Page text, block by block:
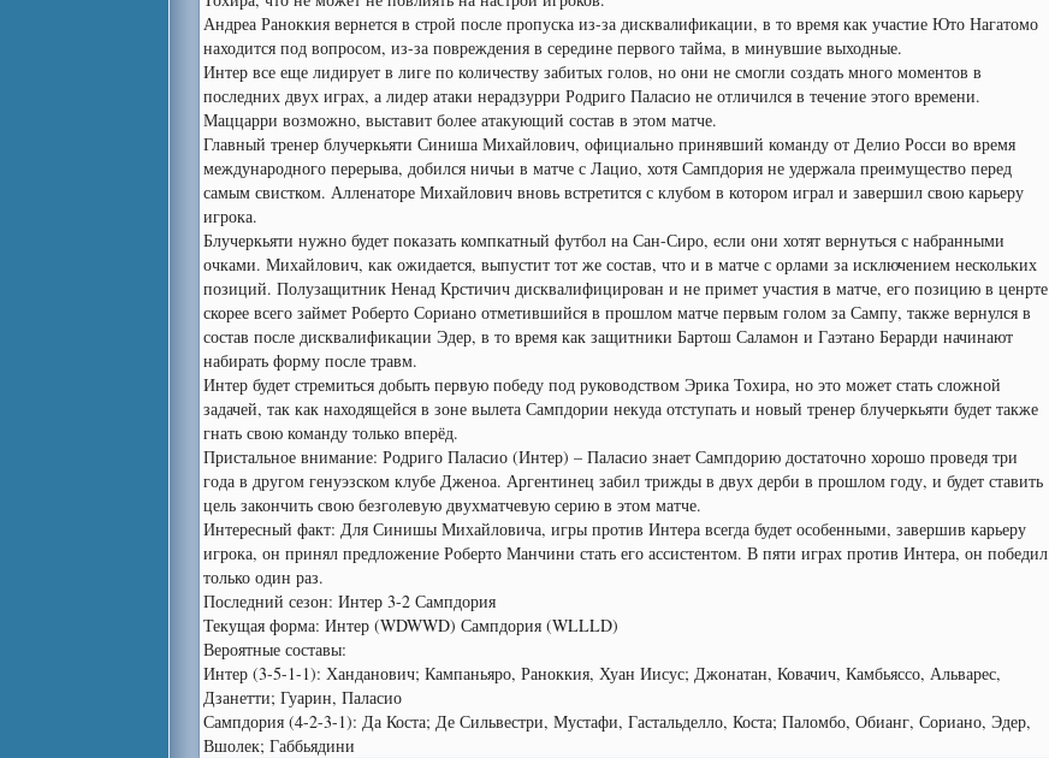
Андреа Раноккия вернется в строй после пропуска из-за дисквалификации, в то время как участие Юто Нагатомо
находится под вопросом, из-за повреждения в середине первого тайма, в минувшие выходные.
Интер все еще лидирует в лиге по количеству забитых голов, но они не смогли создать много моментов в
последних двух играх, а лидер атаки нерадзурри Родриго Паласио не отличился в течение этого времени.
Маццарри возможно, выставит более атакующий состав в этом матче.
Главный тренер блучеркьяти Синиша Михайлович, официально принявший команду от Делио Росси во время
международного перерыва, добился ничьи в матче с Лацио, хотя Сампдория не удержала преимущество перед
самым свистком. Алленаторе Михайлович вновь встретится с клубом в котором играл и завершил свою карьеру
игрока.
Блучеркьяти нужно будет показать компкатный футбол на Сан-Сиро, если они хотят вернуться с набранными
очками. Михайлович, как ожидается, выпустит тот же состав, что и в матче с орлами за исключением нескольких
позиций. Полузащитник Ненад Крстичич дисквалифицирован и не примет участия в матче, его позицию в ценрте
скорее всего займет Роберто Сориано отметившийся в прошлом матче первым голом за Сампу, также вернулся в
состав после дисквалификации Эдер, в то время как защитники Бартош Саламон и Гаэтано Берарди начинают
набирать форму после травм.
Интер будет стремиться добыть первую победу под руководством Эрика Тохира, но это может стать сложной
задачей, так как находящейся в зоне вылета Сампдории некуда отступать и новый тренер блучеркьяти будет также
гнать свою команду только вперёд.
Пристальное внимание: Родриго Паласио (Интер) – Паласио знает Сампдорию достаточно хорошо проведя три
года в другом генуэзском клубе Дженоа. Аргентинец забил трижды в двух дерби в прошлом году, и будет ставить
цель закончить свою безголевую двухматчевую серию в этом матче.
Интересный факт: Для Синишы Михайловича, игры против Интера всегда будет особенными, завершив карьеру
игрока, он принял предложение Роберто Манчини стать его ассистентом. В пяти играх против Интера, он победил
только один раз.
Последний сезон: Интер 3-2 Сампдория
Текущая форма: Интер (WDWWD) Сампдория (WLLLD)
Вероятные составы:
Интер (3-5-1-1): Ханданович; Кампаньяро, Раноккия, Хуан Иисус; Джонатан, Ковачич, Камбьяссо, Альварес,
Дзанетти; Гуарин, Паласио
Сампдория (4-2-3-1): Да Коста; Де Сильвестри, Мустафи, Гастальделло, Коста; Паломбо, Обианг, Сориано, Эдер,
Вшолек; Габбьядини